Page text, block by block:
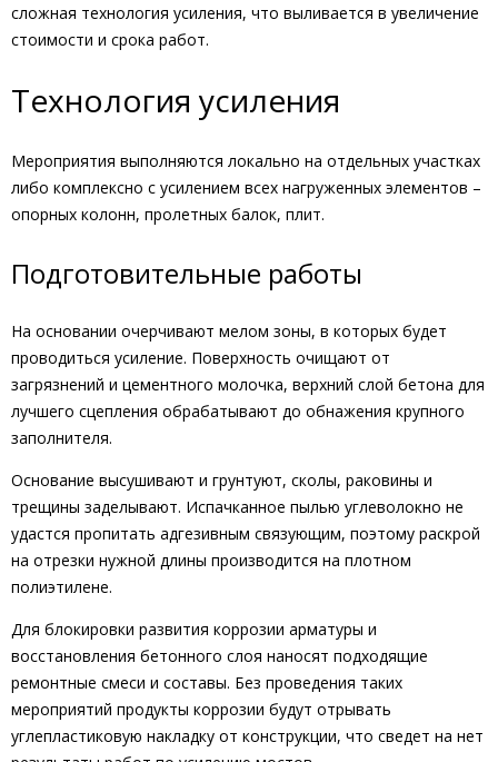
сложная технология усиления, что выливается в увеличение
стоимости и срока работ.
Технология усиления
Мероприятия выполняются локально на отдельных участках
либо комплексно с усилением всех нагруженных элементов –
опорных колонн, пролетных балок, плит.
Подготовительные работы
На основании очерчивают мелом зоны, в которых будет
проводиться усиление. Поверхность очищают от
загрязнений и цементного молочка, верхний слой бетона для
лучшего сцепления обрабатывают до обнажения крупного
заполнителя.
Основание высушивают и грунтуют, сколы, раковины и
трещины заделывают. Испачканное пылью углеволокно не
удастся пропитать адгезивным связующим, поэтому раскрой
на отрезки нужной длины производится на плотном
полиэтилене.
Для блокировки развития коррозии арматуры и
восстановления бетонного слоя наносят подходящие
ремонтные смеси и составы. Без проведения таких
мероприятий продукты коррозии будут отрывать
углепластиковую накладку от конструкции, что сведет на нет